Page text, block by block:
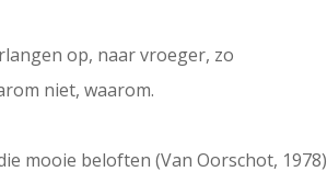
op, naar vroeger, zo
niet, waarom.
mooie beloften (Van Oorschot, 1978)